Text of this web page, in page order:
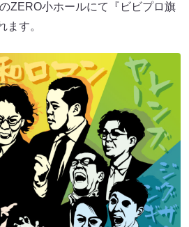
ZERO小ホールにて『ビビプロ旗
ます。